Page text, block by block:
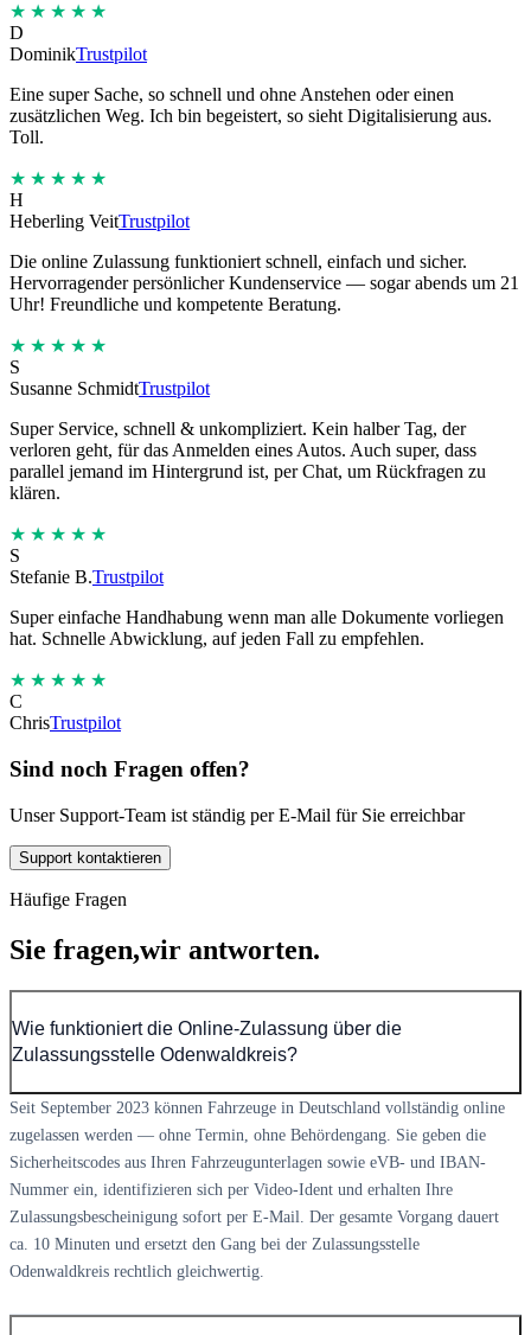
★★★★★
D
DominikTrustpilot
Eine super Sache, so schnell und ohne Anstehen oder einen
zusätzlichen Weg. Ich bin begeistert, so sieht Digitalisierung aus.
Toll.
★★★★★
H
Heberling VeitTrustpilot
Die online Zulassung funktioniert schnell, einfach und sicher.
Hervorragender persönlicher Kundenservice — sogar abends um 21
Uhr! Freundliche und kompetente Beratung.
★★★★★
S
Susanne SchmidtTrustpilot
Super Service, schnell & unkompliziert. Kein halber Tag, der
verloren geht, für das Anmelden eines Autos. Auch super, dass
parallel jemand im Hintergrund ist, per Chat, um Rückfragen zu
klären.
★★★★★
S
Stefanie B.Trustpilot
Super einfache Handhabung wenn man alle Dokumente vorliegen
hat. Schnelle Abwicklung, auf jeden Fall zu empfehlen.
★★★★★
C
ChrisTrustpilot
Sind noch Fragen offen?
Unser Support-Team ist ständig per E-Mail für Sie erreichbar
Support kontaktieren
Häufige Fragen
Sie fragen,wir antworten.
Wie funktioniert die Online-Zulassung über die
Zulassungsstelle Odenwaldkreis?
Seit September 2023 können Fahrzeuge in Deutschland vollständig online
zugelassen werden — ohne Termin, ohne Behördengang. Sie geben die
Sicherheitscodes aus Ihren Fahrzeugunterlagen sowie eVB- und IBAN-
Nummer ein, identifizieren sich per Video-Ident und erhalten Ihre
Zulassungsbescheinigung sofort per E-Mail. Der gesamte Vorgang dauert
ca. 10 Minuten und ersetzt den Gang bei der Zulassungsstelle
Odenwaldkreis rechtlich gleichwertig.